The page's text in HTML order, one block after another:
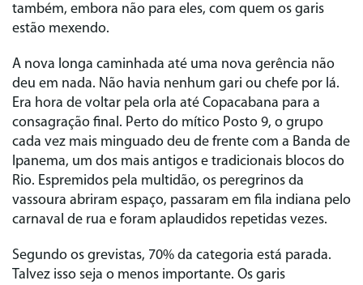
também, embora não para eles, com quem os garis
estão mexendo.
A nova longa caminhada até uma nova gerência não
deu em nada. Não havia nenhum gari ou chefe por lá.
Era hora de voltar pela orla até Copacabana para a
consagração final. Perto do mítico Posto 9, o grupo
cada vez mais minguado deu de frente com a Banda de
Ipanema, um dos mais antigos e tradicionais blocos do
Rio. Espremidos pela multidão, os peregrinos da
vassoura abriram espaço, passaram em fila indiana pelo
carnaval de rua e foram aplaudidos repetidas vezes.
Segundo os grevistas, 70% da categoria está parada.
Talvez isso seja o menos importante. Os garis